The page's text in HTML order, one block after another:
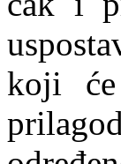
koji će